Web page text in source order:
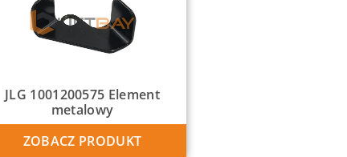
JLG 1001200575 Element
metalowy
ZOBACZ PRODUKT